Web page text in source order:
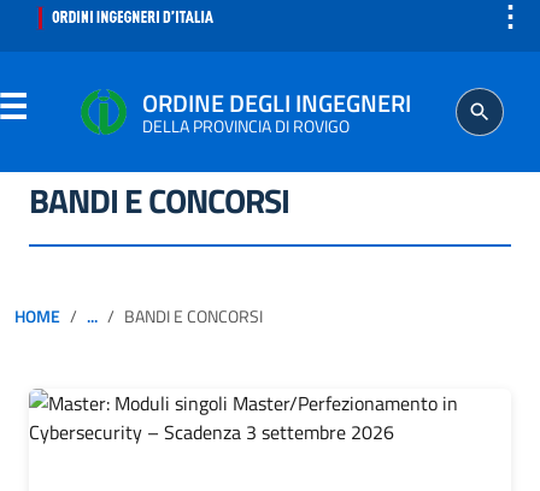
⋮
ORDINE DEGLI INGEGNERI
DELLA PROVINCIA DI ROVIGO
ORDINE
ISCRITTO
BANDI E CONCORSI
HOME ... BANDI E CONCORSI